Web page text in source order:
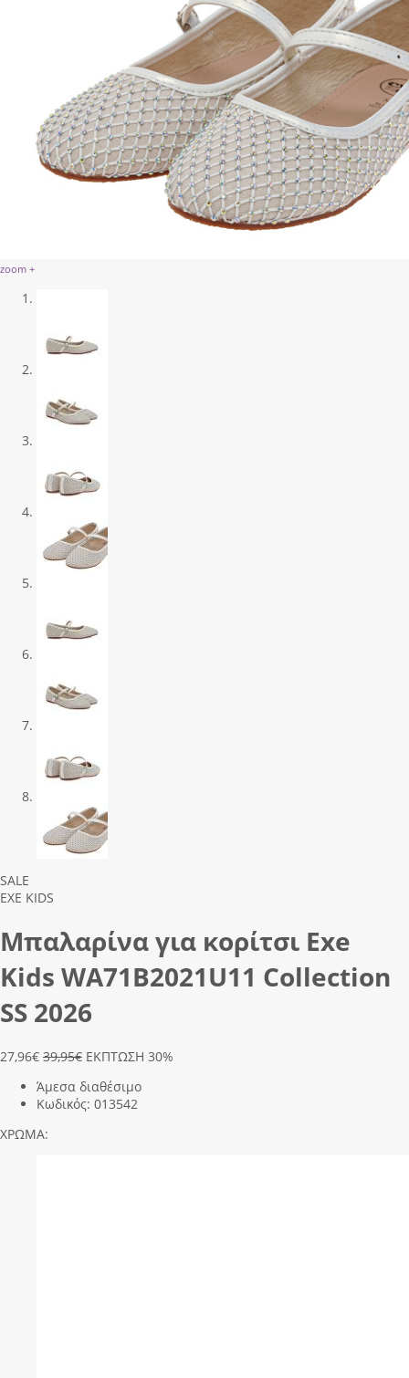
zoom +
Previous
Next
SALE
EXE KIDS
Μπαλαρίνα για κορίτσι Exe
Kids WΑ71Β2021U11 Collection
SS 2026
27,96€ 39,95€ ΕΚΠΤΩΣΗ 30%
Άμεσα διαθέσιμο
Κωδικός: 013542
ΧΡΩΜΑ: